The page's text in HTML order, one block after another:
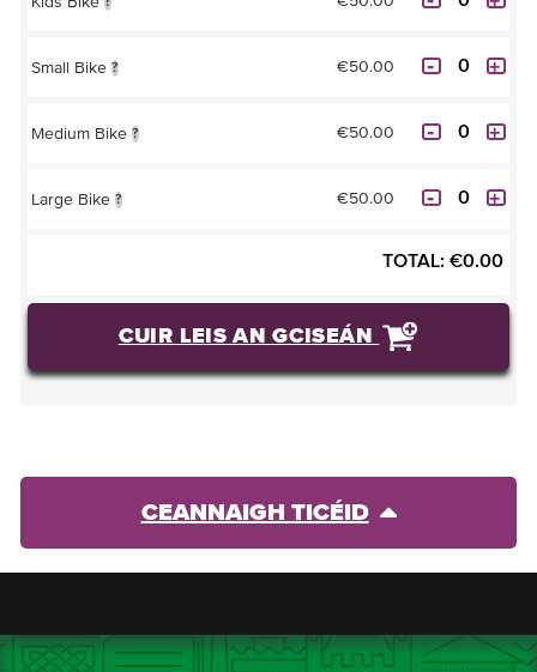
Small Bike ? €50.00
Medium Bike ? €50.00
Large Bike ? €50.00
TOTAL: €0.00
CUIR LEIS AN GCISEÁN
CEANNAIGH TICÉID